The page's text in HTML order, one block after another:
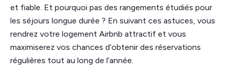
et fiable. Et pourquoi pas des rangements étudiés pour
les séjours longue durée ? En suivant ces astuces, vous
rendrez votre logement Airbnb attractif et vous
maximiserez vos chances d’obtenir des réservations
régulières tout au long de l’année.